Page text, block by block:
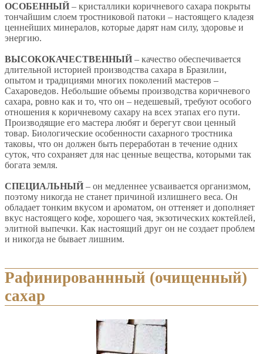
ОСОБЕННЫЙ – кристаллики коричневого сахара покрыты
тончайшим слоем тростниковой патоки – настоящего кладезя
ценнейших минералов, которые дарят нам силу, здоровье и
энергию.
ВЫСОКОКАЧЕСТВЕННЫЙ – качество обеспечивается
длительной историей производства сахара в Бразилии,
опытом и традициями многих поколений мастеров –
Сахароведов. Небольшие объемы производства коричневого
сахара, ровно как и то, что он – недешевый, требуют особого
отношения к коричневому сахару на всех этапах его пути.
Производящие его мастера любят и берегут свои ценный
товар. Биологические особенности сахарного тростника
таковы, что он должен быть переработан в течение одних
суток, что сохраняет для нас ценные вещества, которыми так
богата земля.
СПЕЦИАЛЬНЫЙ – он медленнее усваивается организмом,
поэтому никогда не станет причиной излишнего веса. Он
обладает тонким вкусом и ароматом, он оттеняет и дополняет
вкус настоящего кофе, хорошего чая, экзотических коктейлей,
элитной выпечки. Как настоящий друг он не создает проблем
и никогда не бывает лишним.
Рафинированнный (очищенный)
сахар